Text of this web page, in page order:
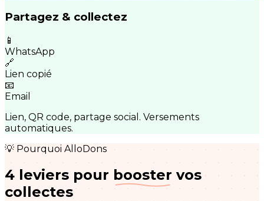
Partagez & collectez
📱
WhatsApp
🔗
Lien copié
📧
Email
Lien, QR code, partage social. Versements
automatiques.
💡 Pourquoi AlloDons
4 leviers pour booster vos
collectes